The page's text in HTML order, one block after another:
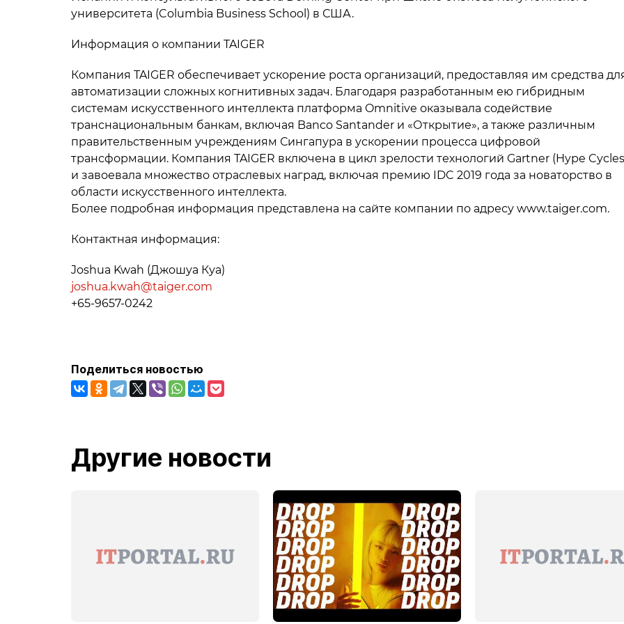
университета (Columbia Business School) в США.
Информация о компании TAIGER
Компания TAIGER обеспечивает ускорение роста организаций, предоставляя им средства
автоматизации сложных когнитивных задач. Благодаря разработанным ею гибридным
системам искусственного интеллекта платформа Omnitive оказывала содействие
транснациональным банкам, включая Banco Santander и «Открытие», а также различным
правительственным учреждениям Сингапура в ускорении процесса цифровой
трансформации. Компания TAIGER включена в цикл зрелости технологий Gartner (Hype
и завоевала множество отраслевых наград, включая премию IDC 2019 года за новаторство в
области искусственного интеллекта.
Более подробная информация представлена на сайте компании по адресу www.taiger.com.
Контактная информация:
Joshua Kwah (Джошуа Куа)
joshua.kwah@taiger.com
+65-9657-0242
Поделиться новостью
Другие новости